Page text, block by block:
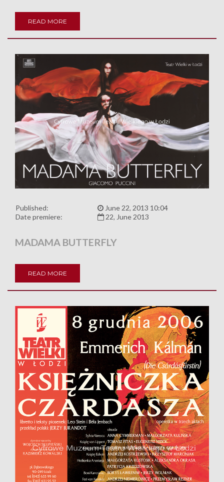
READ MORE
Published:
June 22, 2013 10:04
Date premiere:
22, June 2013
MADAMA BUTTERFLY
READ MORE